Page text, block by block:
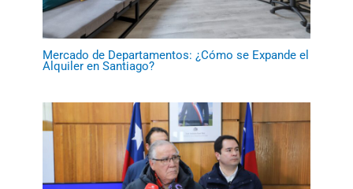
Mercado de Departamentos: ¿Cómo se Expande el
Alquiler en Santiago?